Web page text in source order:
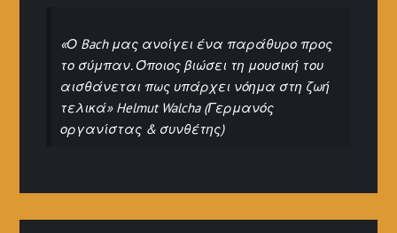
«Ο Bach μας ανοίγει ένα παράθυρο προς
το σύμπαν. Όποιος βιώσει τη μουσική του
αισθάνεται πως υπάρχει νόημα στη ζωή
τελικά» Helmut Walcha (Γερμανός
οργανίστας & συνθέτης)